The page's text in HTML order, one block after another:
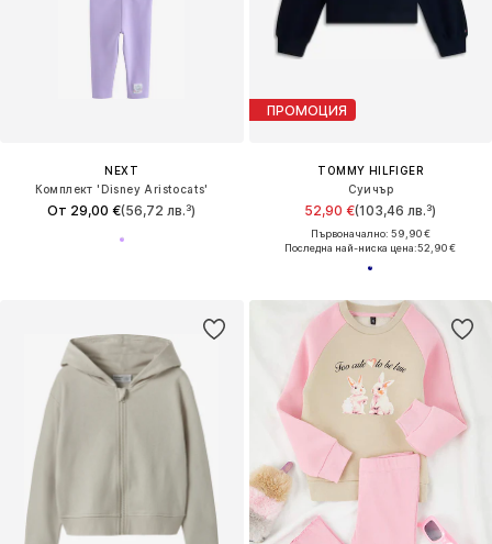
NEXT
Комплект 'Disney Aristocats'
От 29,00 €(56,72 лв.³)
ПРОМОЦИЯ
TOMMY HILFIGER
Суичър
52,90 €(103,46 лв.³)
Първоначално: 59,90 €
Последна най-ниска цена:52,90 €